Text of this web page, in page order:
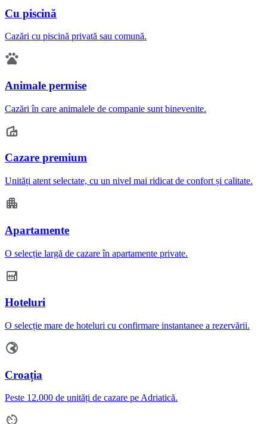
Cu piscină
Cazări cu piscină privată sau comună.
Animale permise
Cazări în care animalele de companie sunt binevenite.
Cazare premium
Unități atent selectate, cu un nivel mai ridicat de confort și calitate.
Apartamente
O selecție largă de cazare în apartamente private.
Hoteluri
O selecție mare de hoteluri cu confirmare instantanee a rezervării.
Croația
Peste 12.000 de unități de cazare pe Adriatică.